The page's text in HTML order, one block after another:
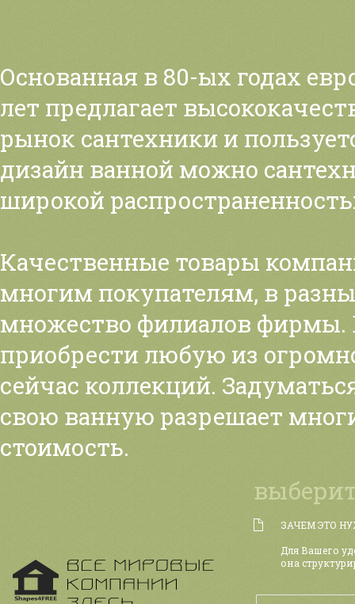
Основанная в 80-ых годах
лет предлагает
рынок сантехники и
дизайн ванной можно
широкой
Качественные товары
многим покупателям, в
множество филиалов фирмы.
приобрести любую из
сейчас коллекций.
свою ванную разрешает
стоимость.
ЗАЧЕМ ЭТО
Для Вашего
она